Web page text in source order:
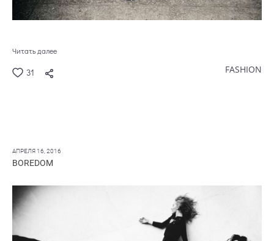
Читать далее
31 FASHION
АПРЕЛЯ 16, 2016
BOREDOM